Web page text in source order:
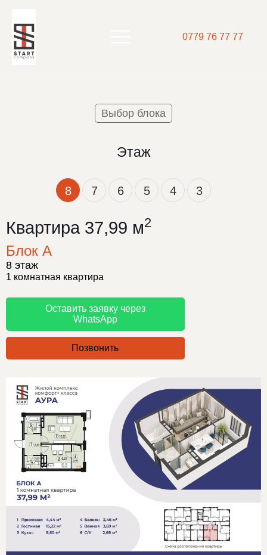
0779 76 77 77
Выбор блока
Этаж
8 7 6 5 4 3
Квартира 37,99 м2
Блок А
8 этаж
1 комнатная квартира
Оставить заявку через
WhatsApp
Позвонить